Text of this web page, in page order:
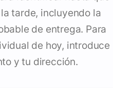
tarde, incluyendo la
de entrega. Para
de hoy, introduce
y tu dirección.